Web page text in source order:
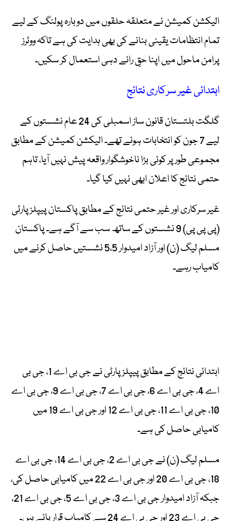
الیکشن کمیشن نے متعلقہ حلقوں میں دوبارہ پولنگ کے لیے
تمام انتظامات یقینی بنانے کی بھی ہدایت کی ہے تاکہ ووٹرز
پرامن ماحول میں اپنا حقِ رائے دہی استعمال کر سکیں۔
ابتدائی غیر سرکاری نتائج
گلگت بلتستان قانون ساز اسمبلی کی 24 عام نشستوں کے
لیے 7 جون کو انتخابات ہوئے تھے۔ الیکشن کمیشن کے مطابق
مجموعی طور پر کوئی بڑا ناخوشگوار واقعہ پیش نہیں آیا، تاہم
حتمی نتائج کا اعلان ابھی نہیں کیا گیا۔
غیر سرکاری اور غیر حتمی نتائج کے مطابق پاکستان پیپلز پارٹی
(پی پی پی) 9 نشستوں کے ساتھ سب سے آگے ہے۔ پاکستان
مسلم لیگ (ن) اور آزاد امیدوار 5،5 نشستیں حاصل کرنے میں
کامیاب رہے۔
ابتدائی نتائج کے مطابق پیپلز پارٹی نے جی بی اے 1، جی بی
اے 4، جی بی اے 6، جی بی اے 7، جی بی اے 9، جی بی اے
10، جی بی اے 11، جی بی اے 12 اور جی بی اے 19 میں
کامیابی حاصل کی ہے۔
مسلم لیگ (ن) نے جی بی اے 2، جی بی اے 14، جی بی اے
18، جی بی اے 20 اور جی بی اے 22 میں کامیابی حاصل کی،
جبکہ آزاد امیدوار جی بی اے 3، جی بی اے 5، جی بی اے 21،